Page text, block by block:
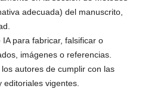
adecuada) del manuscrito,
para fabricar, falsificar o
imágenes o referencias.
autores de cumplir con las
vigentes.